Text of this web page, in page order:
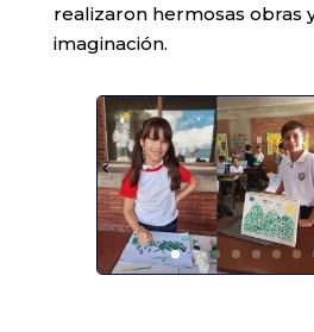
realizaron hermosas obras
imaginación.